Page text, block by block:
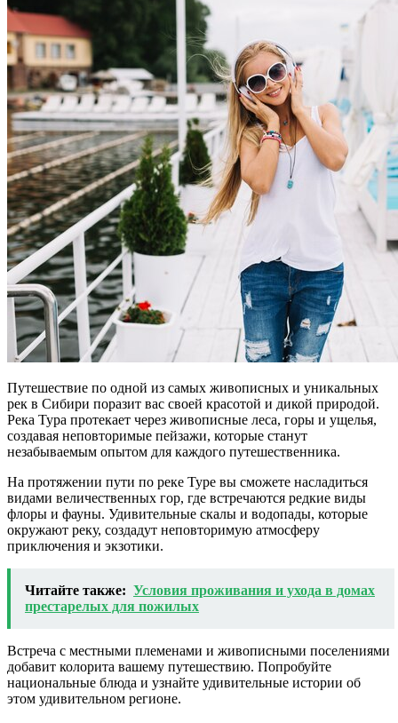
Путешествие по одной из самых живописных и уникальных
рек в Сибири поразит вас своей красотой и дикой природой.
Река Тура протекает через живописные леса, горы и ущелья,
создавая неповторимые пейзажи, которые станут
незабываемым опытом для каждого путешественника.
На протяжении пути по реке Туре вы сможете насладиться
видами величественных гор, где встречаются редкие виды
флоры и фауны. Удивительные скалы и водопады, которые
окружают реку, создадут неповторимую атмосферу
приключения и экзотики.
Читайте также: Условия проживания и ухода в домах
престарелых для пожилых
Встреча с местными племенами и живописными поселениями
добавит колорита вашему путешествию. Попробуйте
национальные блюда и узнайте удивительные истории об
этом удивительном регионе.